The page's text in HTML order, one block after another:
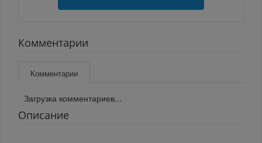
Комментарии
Комментарии
Загрузка комментариев...
Описание